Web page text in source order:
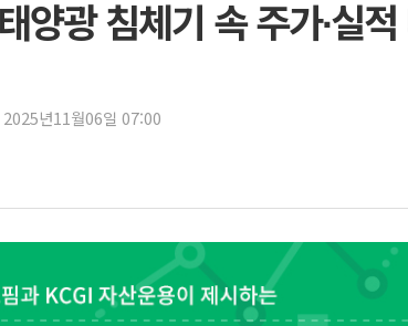
[속보] 민
[속보] 민
美, 이란
강릉·동
폐기물 수
서울 중
李대통
광 침체기 속 주가∙실적
2025년11월06일 07:00